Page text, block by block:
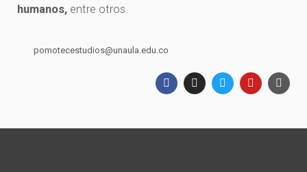
humanos, entre otros.
pomotecestudios@unaula.edu.co